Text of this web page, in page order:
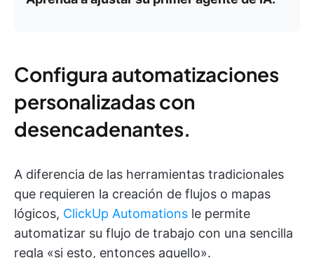
Configura automatizaciones
personalizadas con
desencadenantes.
A diferencia de las herramientas tradicionales
que requieren la creación de flujos o mapas
lógicos, ClickUp Automations le permite
automatizar su flujo de trabajo con una sencilla
regla «si esto, entonces aquello».